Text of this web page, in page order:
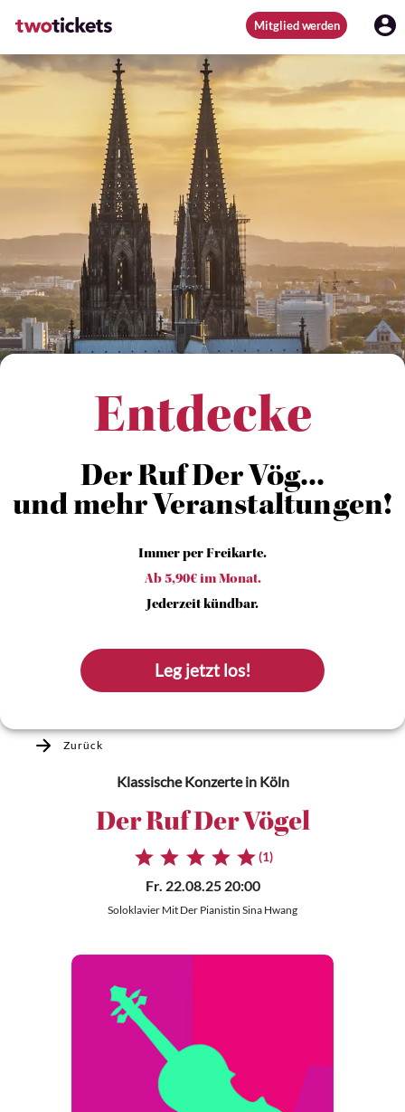
Mitglied werden
Entdecke
Der Ruf Der Vög...
und mehr Veranstaltungen!
Immer per Freikarte.
Ab 5,90€ im Monat.
Jederzeit kündbar.
Leg jetzt los!
Zurück
Klassische Konzertein Köln
Der Ruf Der Vögel
(1)
Fr. 22.08.25 20:00
Soloklavier Mit Der Pianistin Sina Hwang